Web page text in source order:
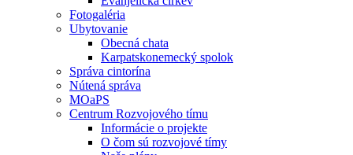
Fotogaléria
Ubytovanie
Obecná chata
Karpatskonemecký spolok
Správa cintorína
Nútená správa
MOaPS
Centrum Rozvojového tímu
Informácie o projekte
O čom sú rozvojové tímy